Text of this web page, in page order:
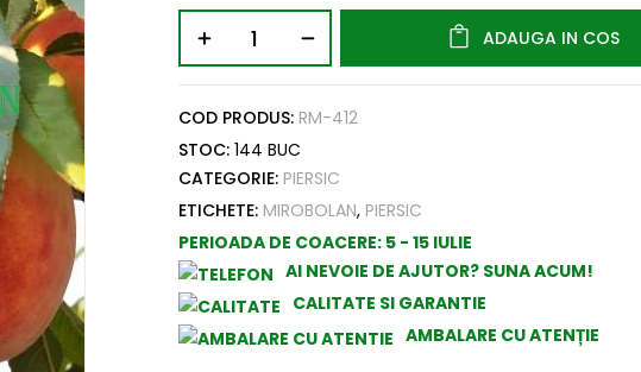
ADAUGA IN COS
COD PRODUS: RM-412
STOC: 144 BUC
CATEGORIE: PIERSIC
ETICHETE: MIROBOLAN, PIERSIC
PERIOADA DE COACERE: 5 - 15 IULIE
AI NEVOIE DE AJUTOR? SUNA ACUM!
CALITATE SI GARANTIE
AMBALARE CU ATENȚIE